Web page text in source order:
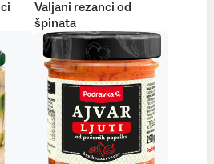
Valjani rezanci od
špinata